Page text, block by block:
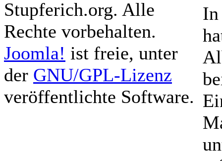
Stupferich.org. Alle
Rechte vorbehalten.
Joomla! ist freie, unter
der GNU/GPL-Lizenz
veröffentlichte Software.
In